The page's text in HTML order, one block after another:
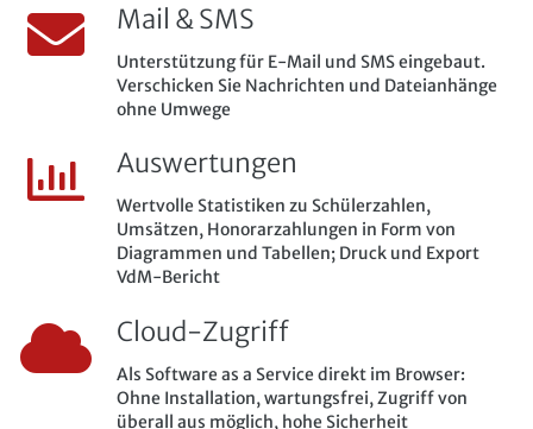
Mail & SMS
Unterstützung für E-Mail und SMS eingebaut.
Verschicken Sie Nachrichten und Dateianhänge
ohne Umwege
Auswertungen
Wertvolle Statistiken zu Schülerzahlen,
Umsätzen, Honorarzahlungen in Form von
Diagrammen und Tabellen; Druck und Export
VdM-Bericht
Cloud-Zugriff
Als Software as a Service direkt im Browser:
Ohne Installation, wartungsfrei, Zugriff von
überall aus möglich, hohe Sicherheit